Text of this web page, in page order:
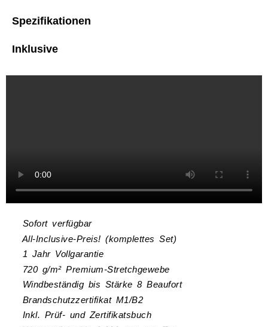
Spezifikationen
Inklusive
Sofort verfügbar
All-Inclusive-Preis! (komplettes Set)
1 Jahr Vollgarantie
720 g/m² Premium-Stretchgewebe
Windbeständig bis Stärke 8 Beaufort
Brandschutzzertifikat M1/B2
Inkl. Prüf- und Zertifikatsbuch